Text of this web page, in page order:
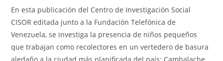
En esta publicación del Centro de Investigación Social
CISOR editada junto a la Fundación Telefónica de
Venezuela, se investiga la presencia de niños pequeños
que trabajan como recolectores en un vertedero de basura